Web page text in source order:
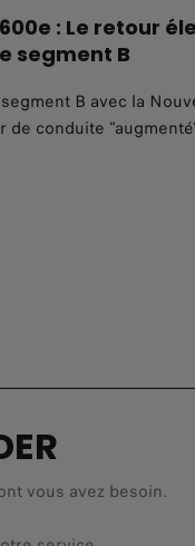
: Le retour
segment B
B avec la
de conduite
vous avez besoin.